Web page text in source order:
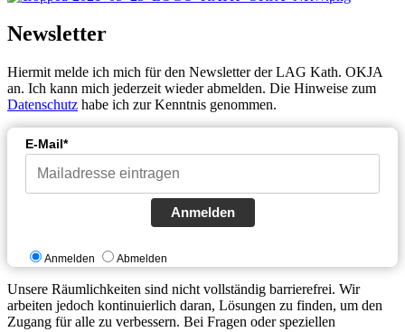
Newsletter
Hiermit melde ich mich für den Newsletter der LAG Kath. OKJA
an. Ich kann mich jederzeit wieder abmelden. Die Hinweise zum
Datenschutz habe ich zur Kenntnis genommen.
E-Mail*
Anmelden
Anmelden Abmelden
Unsere Räumlichkeiten sind nicht vollständig barrierefrei. Wir
arbeiten jedoch kontinuierlich daran, Lösungen zu finden, um den
Zugang für alle zu verbessern. Bei Fragen oder speziellen